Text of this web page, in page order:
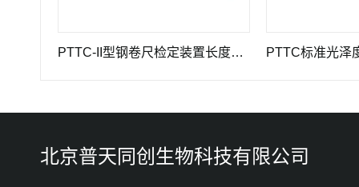
PTTC-II型钢卷尺检定装置长度计量仪器 PTTC标准光泽度板-
北京普天同创生物科技有限公司